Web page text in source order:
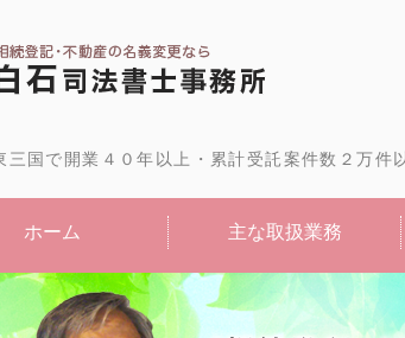
三国で開業４０年以上・累計受託案件数２万件
ホーム 主な取扱業務